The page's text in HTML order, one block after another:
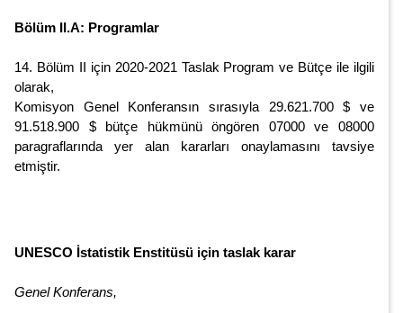
Bölüm II.A: Programlar
14. Bölüm II için 2020-2021 Taslak Program ve Bütçe ile ilgili
olarak,
Komisyon Genel Konferansın sırasıyla 29.621.700 $ ve
91.518.900 $ bütçe hükmünü öngören 07000 ve 08000
paragraflarında yer alan kararları onaylamasını tavsiye
etmiştir.
UNESCO İstatistik Enstitüsü için taslak karar
Genel Konferans,